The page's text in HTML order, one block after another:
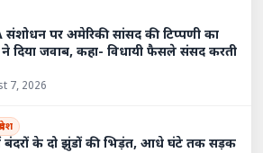
संशोधन पर अमेरिकी सांसद की टिप्पणी का
ने दिया जवाब, कहा- विधायी फैसले संसद करती
7, 2026
बंदरों के दो झुंडों की भिड़ंत, आधे घंटे तक सड़क